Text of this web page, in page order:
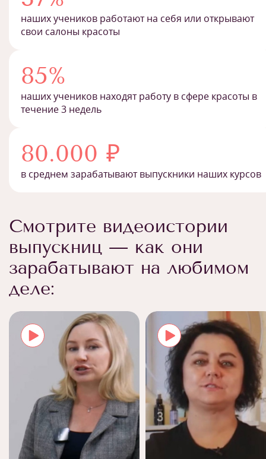
наших учеников работают на себя или открывают
свои салоны красоты
85%
наших учеников находят работу в сфере красоты в
течение 3 недель
80.000 ₽
в среднем зарабатывают выпускники наших курсов
Смотрите видеоистории
выпускниц — как они
зарабатывают на любимом
деле: